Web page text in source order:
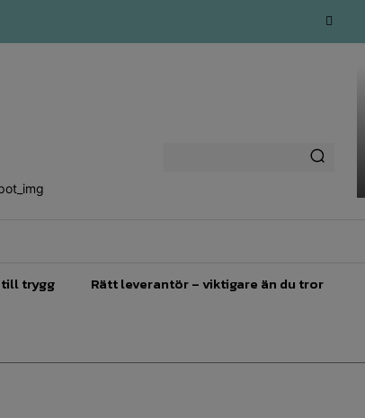
till trygg Rätt leverantör – viktigare än du tror